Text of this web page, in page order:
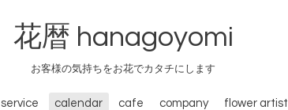
花暦 hanagoyomi
お客様の気持ちをお花でカタチにします
service calendar cafe company flower artist